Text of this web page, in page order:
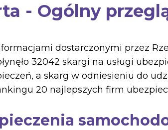
- Ogólny
dostarczonymi przez
32042 skargi na usługi
a skarg w odniesieniu do
20 najlepszych firm